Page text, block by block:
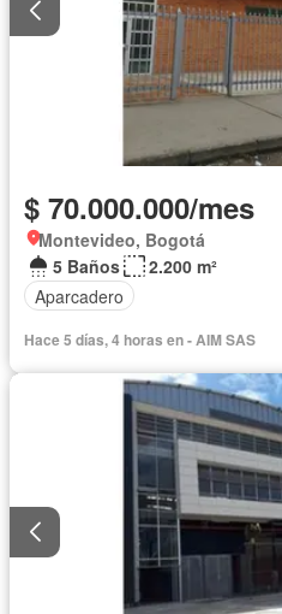
$ 70.000.000/mes
Montevideo, Bogotá
5 Baños
2.200 m²
Aparcadero
Hace 5 días, 4 horas en - AIM SAS